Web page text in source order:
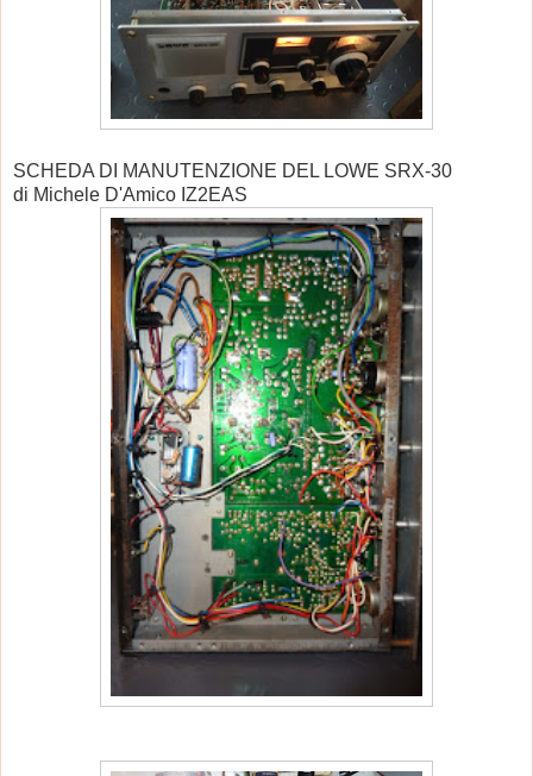
SCHEDA DI MANUTENZIONE DEL LOWE SRX-30
di Michele D'Amico IZ2EAS